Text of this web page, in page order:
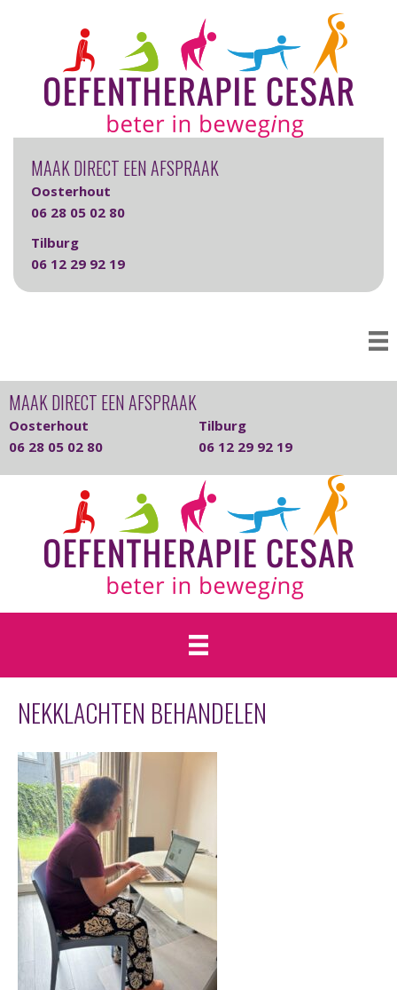
MAAK DIRECT EEN AFSPRAAK
Oosterhout
06 28 05 02 80
Tilburg
06 12 29 92 19
MAAK DIRECT EEN AFSPRAAK
Oosterhout
06 28 05 02 80
Tilburg
06 12 29 92 19
NEKKLACHTEN BEHANDELEN